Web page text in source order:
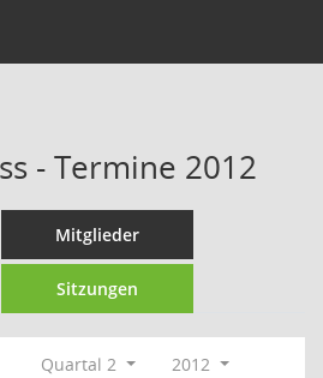
- Termine 2012
Mitglieder
Sitzungen
Quartal 2
2012